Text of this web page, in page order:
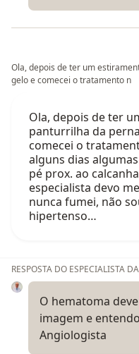
Ola, depois de ter um
gelo e comecei o tratamento n
Ola, depois de ter
panturrilha da
comecei o
alguns dias
pé prox. ao
especialista devo
nunca fumei, não
hipertenso…
RESPOSTA DO ESPECIALISTA
O hematoma
imagem e
Angiologista